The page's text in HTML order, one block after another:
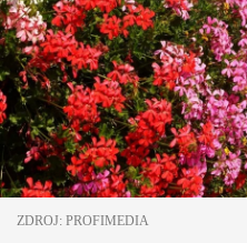
ZDROJ: PROFIMEDIA